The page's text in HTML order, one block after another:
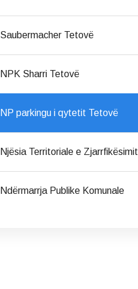
Saubermacher Tetovë
NPK Sharri Tetovë
NP parkingu i qytetit Tetovë
Njësia Territoriale e Zjarrfikësimit
Ndërmarrja Publike Komunale